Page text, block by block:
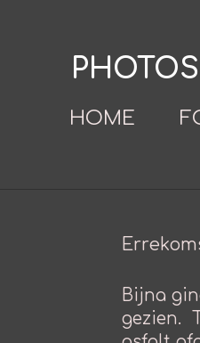
hoofdinhoudHOME
Bijna
gezien.